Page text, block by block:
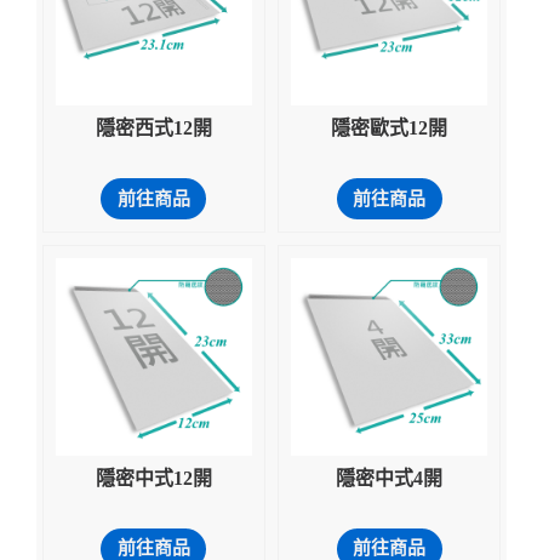
隱密西式12開
前往商品
隱密歐式12開
前往商品
隱密中式12開
前往商品
隱密中式4開
前往商品